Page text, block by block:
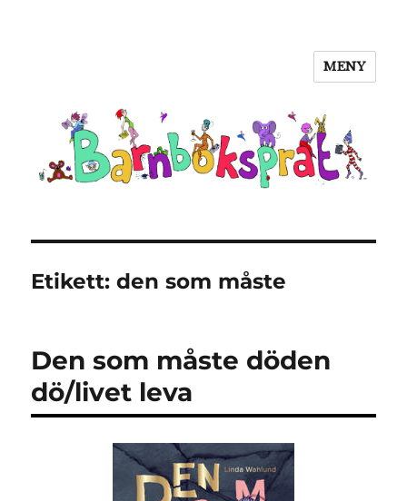
MENY
Etikett:den som måste
Den som måste döden
dö/livet leva